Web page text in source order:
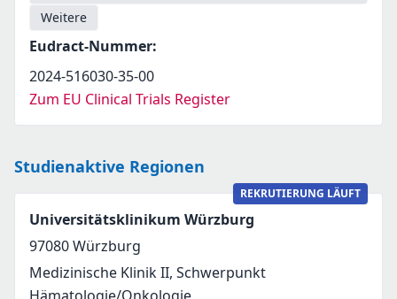
Weitere
Eudract-Nummer:
2024-516030-35-00
Zum EU Clinical Trials Register
Studienaktive Regionen
REKRUTIERUNG LÄUFT
Universitätsklinikum Würzburg
97080Würzburg
Medizinische Klinik II, Schwerpunkt